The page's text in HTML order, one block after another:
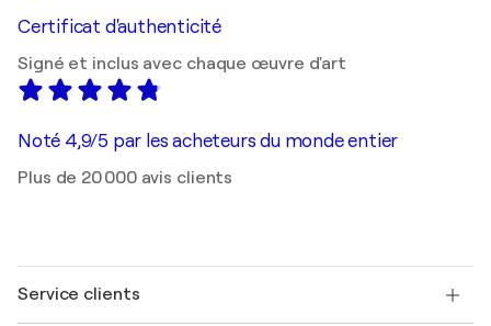
Certificat d'authenticité
Signé et inclus avec chaque œuvre d'art
Noté 4,9/5 par les acheteurs du monde entier
Plus de 20 000 avis clients
Service clients